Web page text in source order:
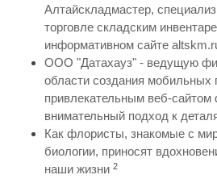
Алтайскладмастер,
торговле складским
информативном сайте
ООО "Датахауз" - ведущую
области создания мобильных
привлекательным веб-сайтом
внимательный подход к
Как флористы, знакомые с
биологии, приносят
наши жизни 2